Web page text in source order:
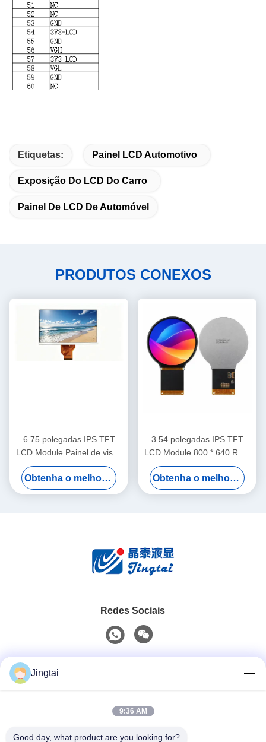
Etiquetas: Painel LCD Automotivo
Exposição Do LCD Do Carro
Painel De LCD De Automóvel
PRODUTOS CONEXOS
6.75 polegadas IPS TFT
LCD Module Painel de visão
larga para equipamentos de
exibição automotivaObtenha o melhor preço
3.54 polegadas IPS TFT
LCD Module 800 * 640 RGB
Interface Display para
aplicações automotivas
Obtenha o melhor preço
Redes Sociais
0086-755-27491128
Jingtai
9:36 AM
Good day, what product are you looking for?